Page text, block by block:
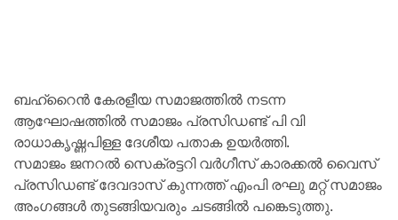
ബഹ്റൈൻ കേരളീയ സമാജത്തില്‍ നടന്ന
ആഘോഷത്തില്‍ സമാജം പ്രസിഡണ്ട് പി വി
രാധാകൃഷ്ണപിള്ള ദേശീയ പതാക ഉയർത്തി.
സമാജം ജനറൽ സെക്രട്ടറി വർഗീസ് കാരക്കൽ വൈസ്
പ്രസിഡണ്ട് ദേവദാസ് കുന്നത്ത് എംപി രഘു മറ്റ് സമാജം
അംഗങ്ങൾ തുടങ്ങിയവരും ചടങ്ങിൽ പങ്കെടുത്തു.